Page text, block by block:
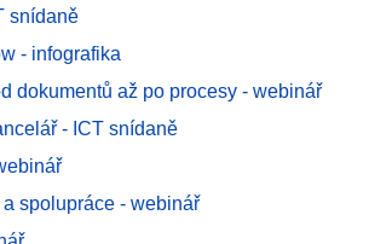
snídaně
- infografika
dokumentů až po procesy - webinář
- ICT snídaně
spolupráce - webinář